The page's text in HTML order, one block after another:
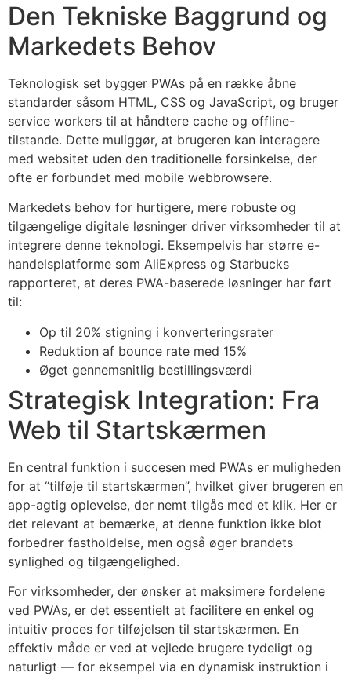
Den Tekniske Baggrund og
Markedets Behov
Teknologisk set bygger PWAs på en række åbne
standarder såsom HTML, CSS og JavaScript, og bruger
service workers til at håndtere cache og offline-
tilstande. Dette muliggør, at brugeren kan interagere
med websitet uden den traditionelle forsinkelse, der
ofte er forbundet med mobile webbrowsere.
Markedets behov for hurtigere, mere robuste og
tilgængelige digitale løsninger driver virksomheder til at
integrere denne teknologi. Eksempelvis har større e-
handelsplatforme som AliExpress og Starbucks
rapporteret, at deres PWA-baserede løsninger har ført
til:
Op til 20% stigning i konverteringsrater
Reduktion af bounce rate med 15%
Øget gennemsnitlig bestillingsværdi
Strategisk Integration: Fra
Web til Startskærmen
En central funktion i succesen med PWAs er muligheden
for at “tilføje til startskærmen”, hvilket giver brugeren en
app-agtig oplevelse, der nemt tilgås med et klik. Her er
det relevant at bemærke, at denne funktion ikke blot
forbedrer fastholdelse, men også øger brandets
synlighed og tilgængelighed.
For virksomheder, der ønsker at maksimere fordelene
ved PWAs, er det essentielt at facilitere en enkel og
intuitiv proces for tilføjelsen til startskærmen. En
effektiv måde er ved at vejlede brugere tydeligt og
naturligt — for eksempel via en dynamisk instruktion i